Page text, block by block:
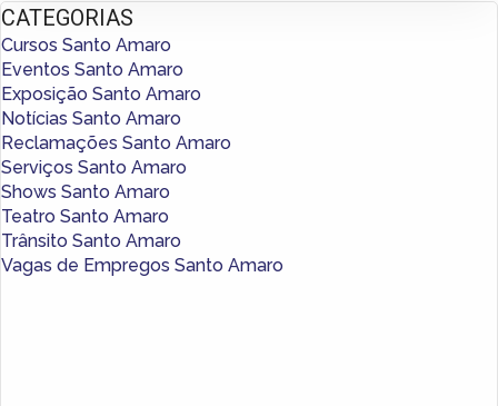
CATEGORIAS
Cursos Santo Amaro
Eventos Santo Amaro
Exposição Santo Amaro
Notícias Santo Amaro
Reclamações Santo Amaro
Serviços Santo Amaro
Shows Santo Amaro
Teatro Santo Amaro
Trânsito Santo Amaro
Vagas de Empregos Santo Amaro